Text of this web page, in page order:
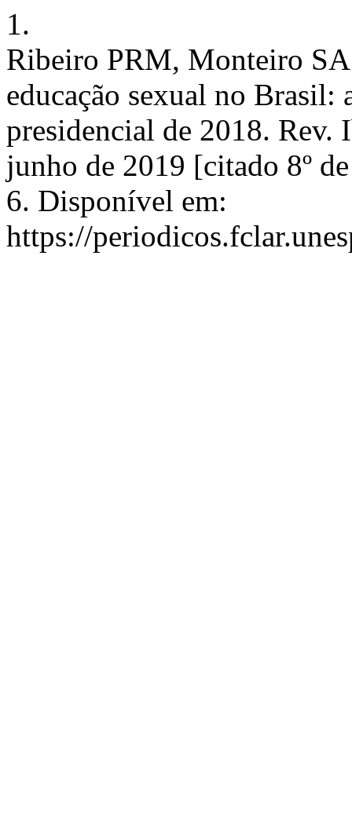
1.
Ribeiro PRM, Monteiro SA
educação sexual no Brasil:
presidencial de 2018. Rev.
junho de 2019 [citado 8º
6. Disponível em:
https://